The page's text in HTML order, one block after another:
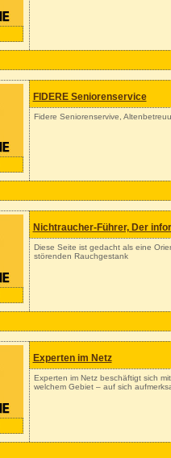
FIDERE Seniorenservice
Fidere Seniorenservive,
Nichtraucher-Führer, Der
Diese Seite ist gedacht als eine
störenden Rauchgestank
Experten im Netz
Experten im Netz beschäftigt sich
welchem Gebiet – auf sich